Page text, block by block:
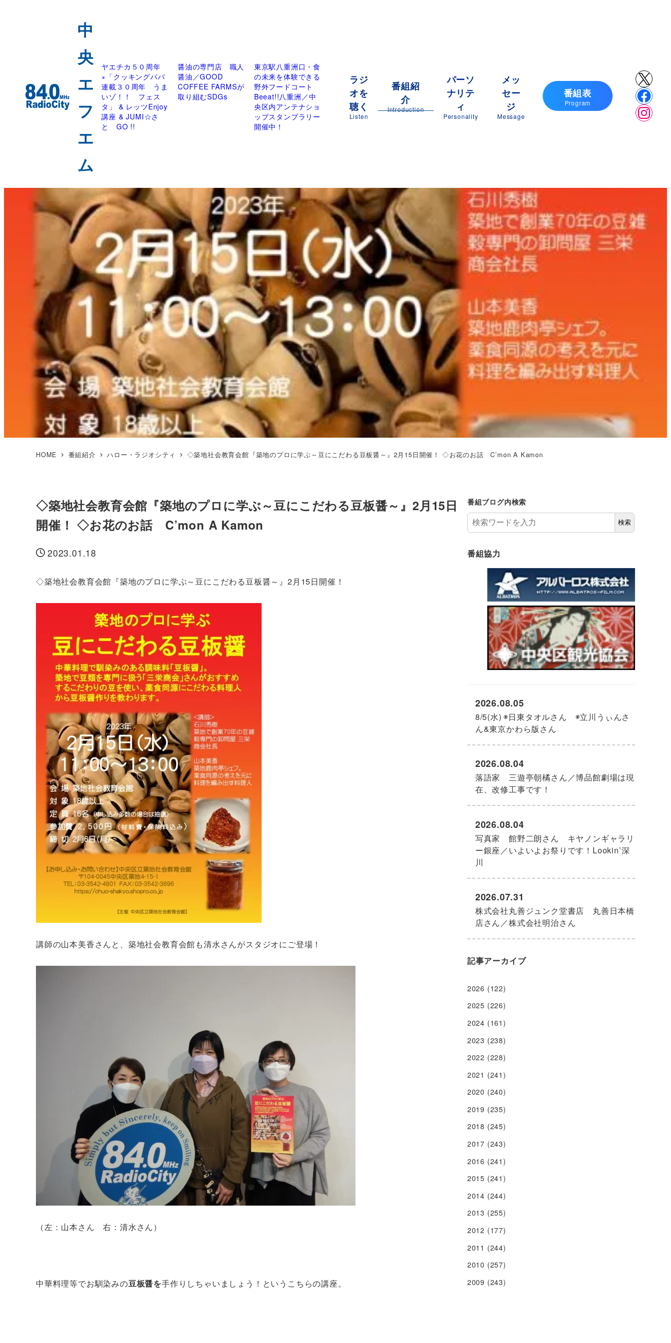
X
ヤエチカ５０周年
×「クッキングパパ
連載３０周年 うま
いゾ！！ フェス
タ」 & レッツEnjoy
講座 & JUMI☆さ
と GO !!
醤油の専門店 職人
醤油／GOOD
COFFEE FARMSが
取り組むSDGs
東京駅八重洲口・食
の未来を体験できる
野外フードコート
Beeat!!八重洲／中
央区内アンテナショ
ップスタンプラリー
開催中！
ラジ
オを
聴く
Listen
番組紹
介
Introduction
パーソ
ナリテ
ィ
Personality
メッ
セー
ジ
Message
番組表
Program
HOME 番組紹介 ハロー・ラジオシティ ◇築地社会教育会館『築地のプロに学ぶ～豆にこだわる豆板醤～』2月15日開催！ ◇お花のお話 C’mon A Kamon
◇築地社会教育会館『築地のプロに学ぶ～豆にこだわる豆板醤～』2月15日
開催！ ◇お花のお話 C’mon A Kamon
投稿日
2023.01.18
◇築地社会教育会館『築地のプロに学ぶ～豆にこだわる豆板醤～』2月15日開催！
講師の山本美香さんと、築地社会教育会館も清水さんがスタジオにご登場！
（左：山本さん 右：清水さん）
中華料理等でお馴染みの豆板醤を手作りしちゃいましょう！というこちらの講座。
番組ブログ内検索
検索
番組協力
8/5(水) ◉日東タオルさん ◉立川うぃんさ
ん&東京かわら版さん
2026.08.05
落語家 三遊亭朝橘さん／博品館劇場は現
在、改修工事です！
2026.08.04
写真家 館野二朗さん キヤノンギャラリ
ー銀座／いよいよお祭りです！Lookin’深
川
2026.08.04
株式会社丸善ジュンク堂書店 丸善日本橋
店さん／株式会社明治さん
2026.07.31
記事アーカイブ
2026 (122)
2025 (226)
2024 (161)
2023 (238)
2022 (228)
2021 (241)
2020 (240)
2019 (235)
2018 (245)
2017 (243)
2016 (241)
2015 (241)
2014 (244)
2013 (255)
2012 (177)
2011 (244)
2010 (257)
2009 (243)